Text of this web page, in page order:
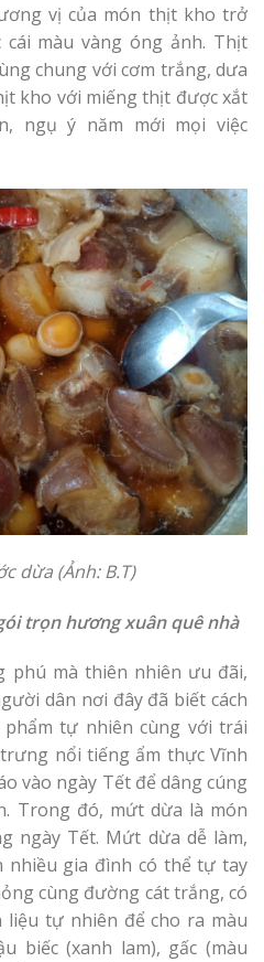
vị của món thịt kho trở
màu vàng óng ảnh. Thịt
chung với cơm trắng, dưa
kho với miếng thịt được xắt
ngụ ý năm mới mọi việc
dừa (Ảnh: B.T)
trọn hương xuân quê nhà
phú mà thiên nhiên ưu đãi,
dân nơi đây đã biết cách
tự nhiên cùng với trái
nổi tiếng ẩm thực Vĩnh
vào ngày Tết để dâng cúng
Trong đó, mứt dừa là món
ngày Tết. Mứt dừa dễ làm,
nhiều gia đình có thể tự tay
cùng đường cát trắng, có
tự nhiên để cho ra màu
biếc (xanh lam), gấc (màu